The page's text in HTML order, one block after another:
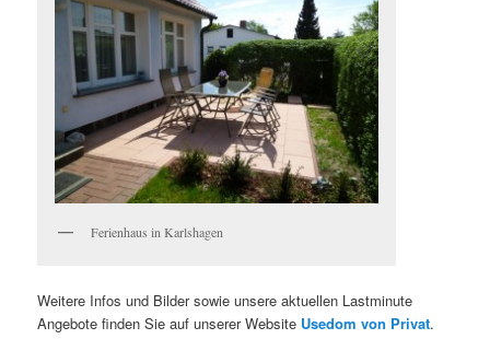
Ferienhaus in Karlshagen
Weitere Infos und Bilder sowie unsere aktuellen Lastminute
Angebote finden Sie auf unserer Website Usedom von Privat.